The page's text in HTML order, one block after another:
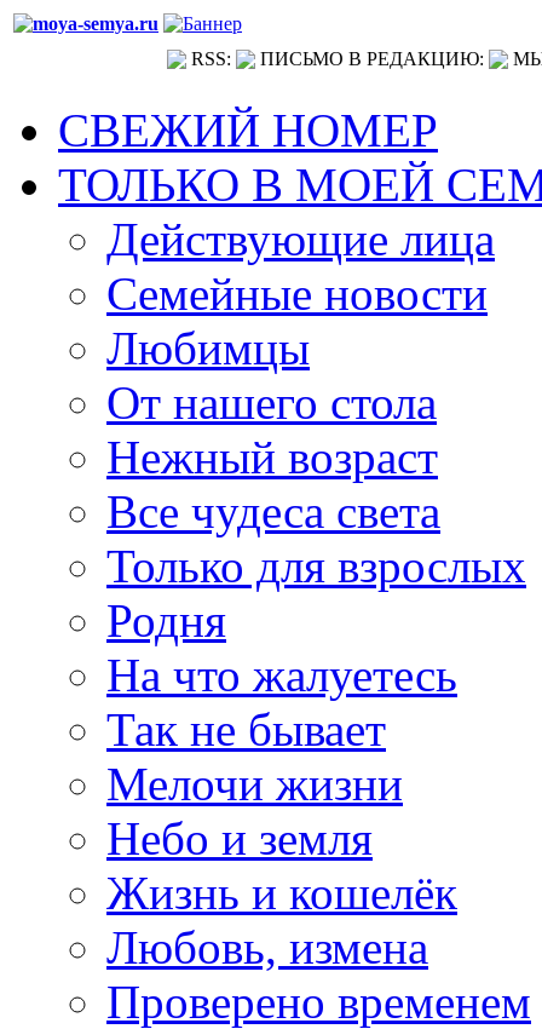
RSS: ПИСЬМО В РЕДАКЦИЮ:
СВЕЖИЙ НОМЕР
ТОЛЬКО В МОЕЙ
Действующие лица
Семейные новости
Любимцы
От нашего стола
Нежный возраст
Все чудеса света
Только для взрослых
Родня
На что жалуетесь
Так не бывает
Мелочи жизни
Небо и земля
Жизнь и кошелёк
Любовь, измена
Проверено временем